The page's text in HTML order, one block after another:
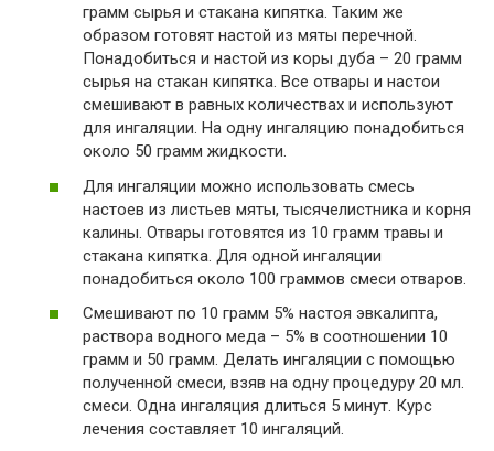
грамм сырья и стакана кипятка. Таким же
образом готовят настой из мяты перечной.
Понадобиться и настой из коры дуба – 20 грамм
сырья на стакан кипятка. Все отвары и настои
смешивают в равных количествах и используют
для ингаляции. На одну ингаляцию понадобиться
около 50 грамм жидкости.
Для ингаляции можно использовать смесь
настоев из листьев мяты, тысячелистника и корня
калины. Отвары готовятся из 10 грамм травы и
стакана кипятка. Для одной ингаляции
понадобиться около 100 граммов смеси отваров.
Смешивают по 10 грамм 5% настоя эвкалипта,
раствора водного меда – 5% в соотношении 10
грамм и 50 грамм. Делать ингаляции с помощью
полученной смеси, взяв на одну процедуру 20 мл.
смеси. Одна ингаляция длиться 5 минут. Курс
лечения составляет 10 ингаляций.